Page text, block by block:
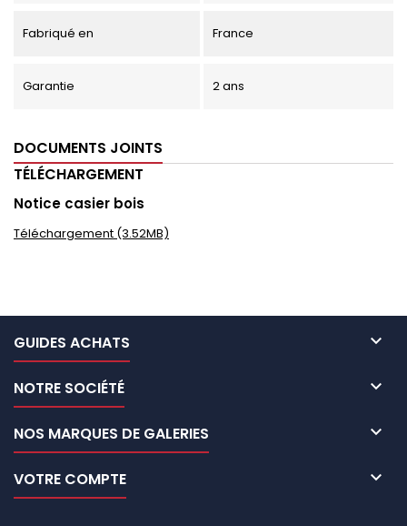
Fabriqué en France
Garantie 2 ans
DOCUMENTS JOINTS
TÉLÉCHARGEMENT
Notice casier bois
Téléchargement (3.52MB)
GUIDES ACHATS 
NOTRE SOCIÉTÉ 
NOS MARQUES DE GALERIES 
VOTRE COMPTE 